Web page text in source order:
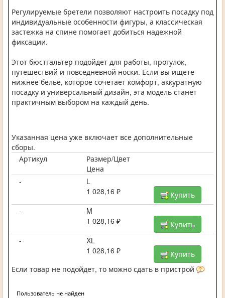
Регулируемые бретели позволяют настроить посадку под
индивидуальные особенности фигуры, а классическая
застежка на спине помогает добиться надежной
фиксации.
Этот бюстгальтер подойдет для работы, прогулок,
путешествий и повседневной носки. Если вы ищете
нижнее белье, которое сочетает комфорт, аккуратную
посадку и универсальный дизайн, эта модель станет
практичным выбором на каждый день.
Указанная цена уже включает все дополнительные
сборы.
Артикул
Размер/Цвет
Цена
-
L
1 028,16 ₽
Купить
-
M
1 028,16 ₽
Купить
-
XL
1 028,16 ₽
Купить
Если товар не подойдет, то можно сдать в пристрой
Пользователь не найден